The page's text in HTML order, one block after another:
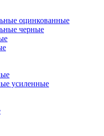
оцинкованные
черные
усиленные